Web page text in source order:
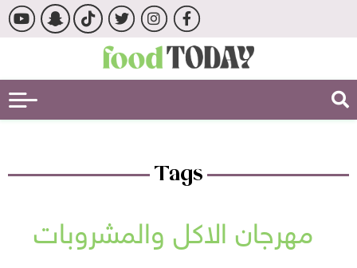
Tags
مهرجان الاكل والمشروبات